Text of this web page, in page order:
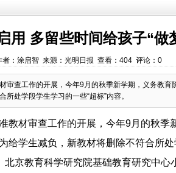
用 多留些时间给孩子“做
：涂启智 来源：光明日报 查看： 404 评论： 0
审查工作的开展，今年9月的秋季新学期，义务教育
处学段学生学习的一些“超标”内容。
教材审查工作的开展，今年9月的秋季
给学生减负，新教材将删除不符合所
北京教育科学研究院基础教育研究中心